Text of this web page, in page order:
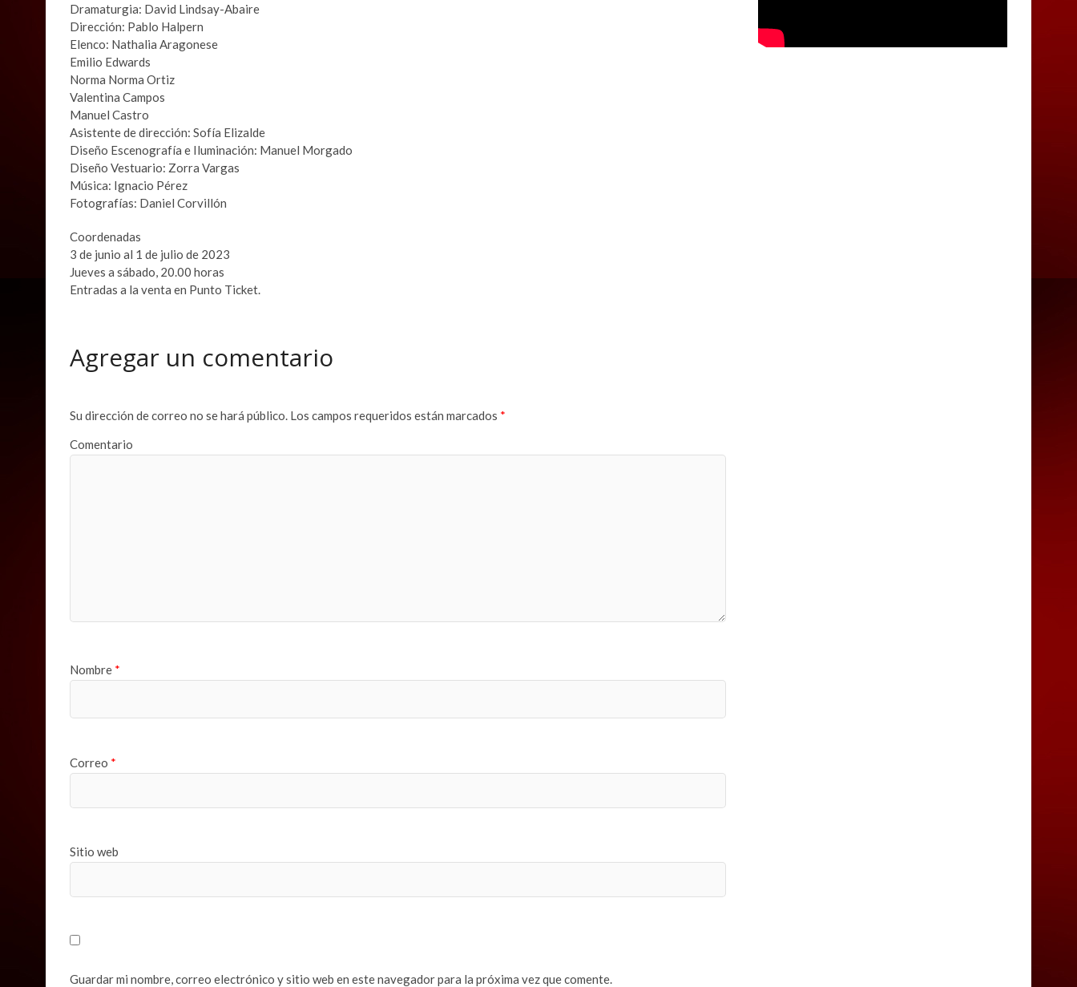
Dramaturgia: David Lindsay-Abaire
Dirección: Pablo Halpern
Elenco: Nathalia Aragonese
Emilio Edwards
Norma Norma Ortiz
Valentina Campos
Manuel Castro
Asistente de dirección: Sofía Elizalde
Diseño Escenografía e Iluminación: Manuel Morgado
Diseño Vestuario: Zorra Vargas
Música: Ignacio Pérez
Fotografías: Daniel Corvillón
Coordenadas
3 de junio al 1 de julio de 2023
Jueves a sábado, 20.00 horas
Entradas a la venta en Punto Ticket.
Agregar un comentario
Su dirección de correo no se hará público. Los campos requeridos están marcados *
Comentario
Nombre *
Correo *
Sitio web
Guardar mi nombre, correo electrónico y sitio web en este navegador para la próxima vez que comente.